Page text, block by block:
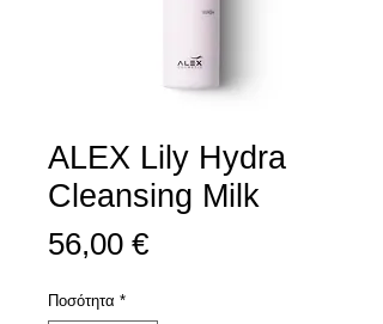
ALEX Lily Hydra
Cleansing Milk
56,00 €Τιμή
Ποσότητα *